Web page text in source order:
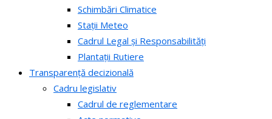
Schimbări Climatice
Stații Meteo
Cadrul Legal și Responsabilități
Plantații Rutiere
Transparență decizională
Cadru legislativ
Cadrul de reglementare